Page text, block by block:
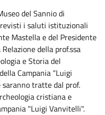
del Sannio di
i saluti istituzionali
Mastella e del Presidente
della prof.ssa
e Storia del
Campania “Luigi
tratte dal prof.
cristiana e
"Luigi Vanvitelli".